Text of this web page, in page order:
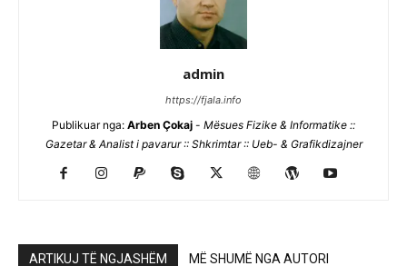
admin
https://fjala.info
Publikuar nga: Arben Çokaj - Mësues Fizike & Informatike ::
Gazetar & Analist i pavarur :: Shkrimtar :: Ueb- & Grafikdizajner
ARTIKUJ TË NGJASHËM MË SHUMË NGA AUTORI